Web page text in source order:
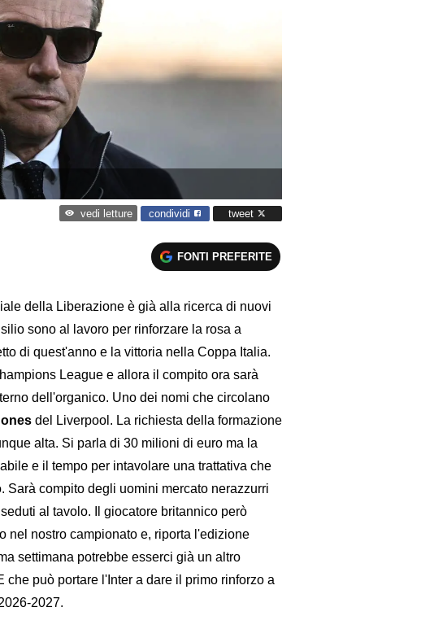
vedi letture condividi tweet
FONTI PREFERITE
della Liberazione è già alla ricerca di nuovi
sono al lavoro per rinforzare la rosa a
di quest'anno e la vittoria nella Coppa Italia.
League e allora il compito ora sarà
dell'organico. Uno dei nomi che circolano
del Liverpool. La richiesta della formazione
alta. Si parla di 30 milioni di euro ma la
e il tempo per intavolare una trattativa che
Sarà compito degli uomini mercato nerazzurri
al tavolo. Il giocatore britannico però
nel nostro campionato e, riporta l'edizione
settimana potrebbe esserci già un altro
può portare l'Inter a dare il primo rinforzo a
2027.